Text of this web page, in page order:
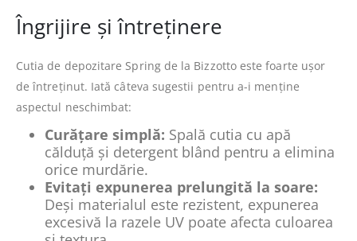
Îngrijire și întreținere
Cutia de depozitare Spring de la Bizzotto este foarte ușor
de întreținut. Iată câteva sugestii pentru a-i menține
aspectul neschimbat:
Curățare simplă: Spală cutia cu apă
călduță și detergent blând pentru a elimina
orice murdărie.
Evitați expunerea prelungită la soare:
Deși materialul este rezistent, expunerea
excesivă la razele UV poate afecta culoarea